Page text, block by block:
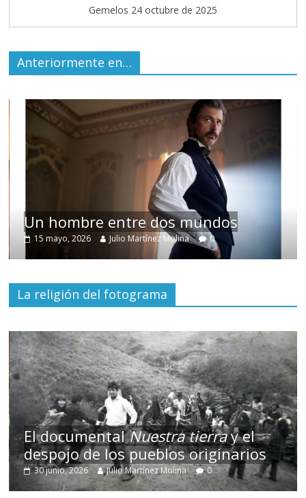
Gemelos 24 octubre de 2025
Anteriormente en…
Un hombre entre dos mundos
15 mayo, 2026 Julio Martínez Molina 0
La religión del fotograma
El documentalNuestra tierray el
despojo de los pueblos originarios
30 junio, 2026 Julio Martínez Molina 0